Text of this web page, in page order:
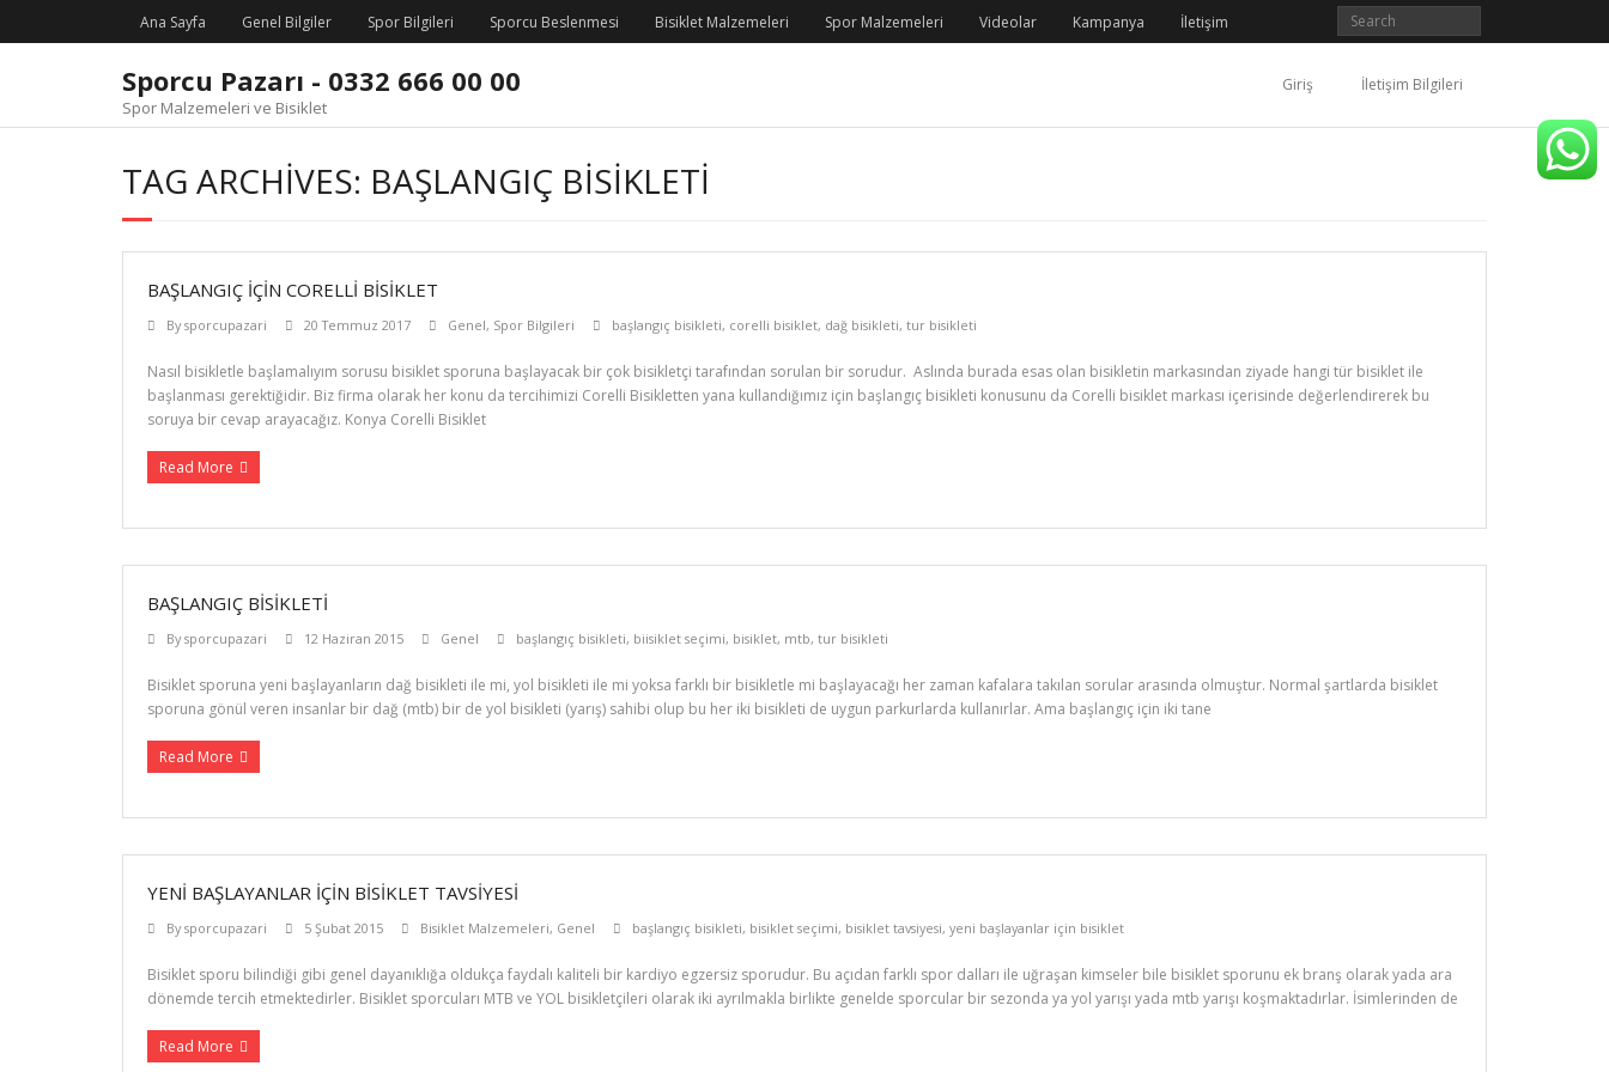
Ana Sayfa Genel Bilgiler Spor Bilgileri Sporcu Beslenmesi Bisiklet Malzemeleri Spor Malzemeleri Videolar Kampanya İletişim
Sporcu Pazarı - 0332 666 00 00
Spor Malzemeleri ve Bisiklet
Giriş İletişim Bilgileri
TAG ARCHIVES: BAŞLANGIÇ BISIKLETI
BAŞLANGIÇ İÇIN CORELLI BISIKLET
Bysporcupazari 20 Temmuz 2017 Genel, Spor Bilgileri başlangıç bisikleti, corelli bisiklet, dağ bisikleti, tur bisikleti
Nasıl bisikletle başlamalıyım sorusu bisiklet sporuna başlayacak bir çok bisikletçi tarafından sorulan bir sorudur. Aslında burada esas olan bisikletin markasından ziyade hangi tür bisiklet ile
başlanması gerektiğidir. Biz firma olarak her konu da tercihimizi Corelli Bisikletten yana kullandığımız için başlangıç bisikleti konusunu da Corelli bisiklet markası içerisinde değerlendirerek bu
soruya bir cevap arayacağız. Konya Corelli Bisiklet
Read More
BAŞLANGIÇ BISIKLETI
Bysporcupazari 12 Haziran 2015 Genel başlangıç bisikleti, biisiklet seçimi, bisiklet, mtb, tur bisikleti
Bisiklet sporuna yeni başlayanların dağ bisikleti ile mi, yol bisikleti ile mi yoksa farklı bir bisikletle mi başlayacağı her zaman kafalara takılan sorular arasında olmuştur. Normal şartlarda bisiklet
sporuna gönül veren insanlar bir dağ (mtb) bir de yol bisikleti (yarış) sahibi olup bu her iki bisikleti de uygun parkurlarda kullanırlar. Ama başlangıç için iki tane
Read More
YENI BAŞLAYANLAR İÇIN BISIKLET TAVSIYESI
Bysporcupazari 5 Şubat 2015 Bisiklet Malzemeleri, Genel başlangıç bisikleti, bisiklet seçimi, bisiklet tavsiyesi, yeni başlayanlar için bisiklet
Bisiklet sporu bilindiği gibi genel dayanıklığa oldukça faydalı kaliteli bir kardiyo egzersiz sporudur. Bu açıdan farklı spor dalları ile uğraşan kimseler bile bisiklet sporunu ek branş olarak yada ara
dönemde tercih etmektedirler. Bisiklet sporcuları MTB ve YOL bisikletçileri olarak iki ayrılmakla birlikte genelde sporcular bir sezonda ya yol yarışı yada mtb yarışı koşmaktadırlar. İsimlerinden de
Read More